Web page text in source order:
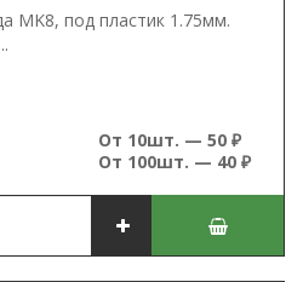
MK8, под пластик 1.75мм.
От 10шт. — 50 ₽
От 100шт. — 40 ₽